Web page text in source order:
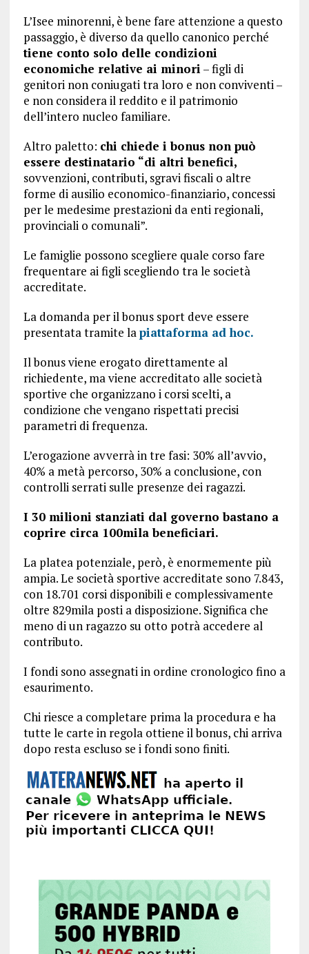
L’Isee minorenni, è bene fare attenzione a questo
passaggio, è diverso da quello canonico perché
tiene conto solo delle condizioni
economiche relative ai minori – figli di
genitori non coniugati tra loro e non conviventi –
e non considera il reddito e il patrimonio
dell’intero nucleo familiare.
Altro paletto: chi chiede i bonus non può
essere destinatario “di altri benefici,
sovvenzioni, contributi, sgravi fiscali o altre
forme di ausilio economico-finanziario, concessi
per le medesime prestazioni da enti regionali,
provinciali o comunali”.
Le famiglie possono scegliere quale corso fare
frequentare ai figli scegliendo tra le società
accreditate.
La domanda per il bonus sport deve essere
presentata tramite lapiattaforma ad hoc.
Il bonus viene erogato direttamente al
richiedente, ma viene accreditato alle società
sportive che organizzano i corsi scelti, a
condizione che vengano rispettati precisi
parametri di frequenza.
L’erogazione avverrà in tre fasi: 30% all’avvio,
40% a metà percorso, 30% a conclusione, con
controlli serrati sulle presenze dei ragazzi.
I 30 milioni stanziati dal governo bastano a
coprire circa 100mila beneficiari.
La platea potenziale, però, è enormemente più
ampia. Le società sportive accreditate sono 7.843,
con 18.701 corsi disponibili e complessivamente
oltre 829mila posti a disposizione. Significa che
meno di un ragazzo su otto potrà accedere al
contributo.
I fondi sono assegnati in ordine cronologico fino a
esaurimento.
Chi riesce a completare prima la procedura e ha
tutte le carte in regola ottiene il bonus, chi arriva
dopo resta escluso se i fondi sono finiti.